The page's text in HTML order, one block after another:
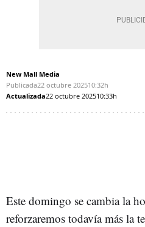
New Mall Media
Publicada22 octubre 202510:32h
Actualizada22 octubre 202510:33h
Este domingo se cambia la
reforzaremos todavía más la